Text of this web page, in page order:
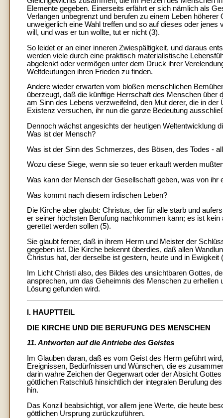
Elemente gegeben. Einerseits erfährt er sich nämlich als
Verlangen unbegrenzt und berufen zu einem Leben
unweigerlich eine Wahl treffen und so auf dieses oder
will, und was er tun wollte, tut er nicht (3).
So leidet er an einer inneren Zwiespältigkeit, und daraus
werden viele durch eine praktisch materialistische
abgelenkt oder vermögen unter dem Druck ihrer
Weltdeutungen ihren Frieden zu finden.
Andere wieder erwarten vom bloßen menschlichen
überzeugt, daß die künftige Herrschaft des Menschen über
am Sinn des Lebens verzweifelnd, den Mut derer, die in
Existenz versuchen, ihr nun die ganze Bedeutung
Dennoch wächst angesichts der heutigen Weltentwicklung
Was ist der Mensch?
Was ist der Sinn des Schmerzes, des Bösen, des Todes -
Wozu diese Siege, wenn sie so teuer erkauft werden
Was kann der Mensch der Gesellschaft geben, was von ihr
Was kommt nach diesem irdischen Leben?
Die Kirche aber glaubt: Christus, der für alle starb und
er seiner höchsten Berufung nachkommen kann; es ist
gerettet werden sollen (5).
Sie glaubt ferner, daß in ihrem Herrn und Meister der
gegeben ist. Die Kirche bekennt überdies, daß allen
Christus hat, der derselbe ist gestern, heute und in Ewigkeit
Im Licht Christi also, des Bildes des unsichtbaren Gottes,
ansprechen, um das Geheimnis des Menschen zu
Lösung gefunden wird.
I. HAUPTTEIL
DIE KIRCHE UND DIE BERUFUNG DES MENSCHEN
11. Antworten auf die Antriebe des Geistes
Im Glauben daran, daß es vom Geist des Herrn geführt
Ereignissen, Bedürfnissen und Wünschen, die es
darin wahre Zeichen der Gegenwart oder der Absicht
göttlichen Ratschluß hinsichtlich der integralen Berufung
hin.
Das Konzil beabsichtigt, vor allem jene Werte, die heute
göttlichen Ursprung zurückzuführen.